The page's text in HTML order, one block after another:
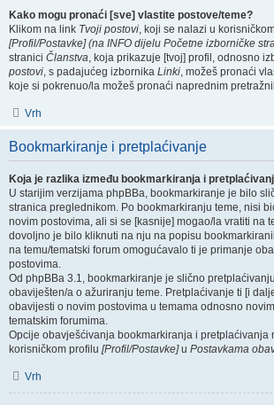
Kako mogu pronaći [sve] vlastite postove/teme?
Klikom na link Tvoji postovi, koji se nalazi u
[Profil/Postavke] (na INFO dijelu Početne izborničke
stranici Članstva, koja prikazuje [tvoj] profil, odnosno
postovi, s padajućeg izbornika Linki, možeš pronaći
koje si pokrenuo/la možeš pronaći naprednim
Vrh
Bookmarkiranje i pretplaćivanje
Koja je razlika između bookmarkiranja i
U starijim verzijama phpBBa, bookmarkiranje je bilo
stranica preglednikom. Po bookmarkiranju teme, nisi
novim postovima, ali si se [kasnije] mogao/la vratiti na
dovoljno je bilo kliknuti na nju na popisu
na temu/tematski forum omogućavalo ti je primanje
postovima.
Od phpBBa 3.1, bookmarkiranje je slično
obaviješten/a o ažuriranju teme. Pretplaćivanje ti [i
obavijesti o novim postovima u temama odnosno
tematskim forumima.
Opcije obavješćivanja bookmarkiranja i pretplaćivanja
korisničkom profilu [Profil/Postavke]u Postavkama
Vrh